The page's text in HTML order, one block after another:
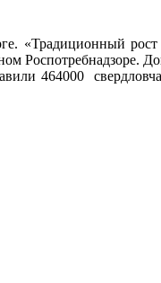
«Традиционный рост
Роспотребнадзоре.
464000